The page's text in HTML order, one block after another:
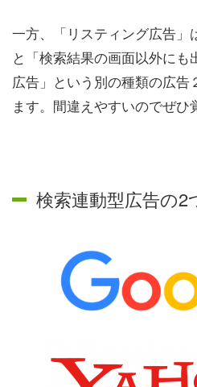
一方、「リスティング広告」
と「検索結果の画面以外にも
広告」という別の種類の広
ます。間違えやすいのでぜひ
検索連動型広告の2